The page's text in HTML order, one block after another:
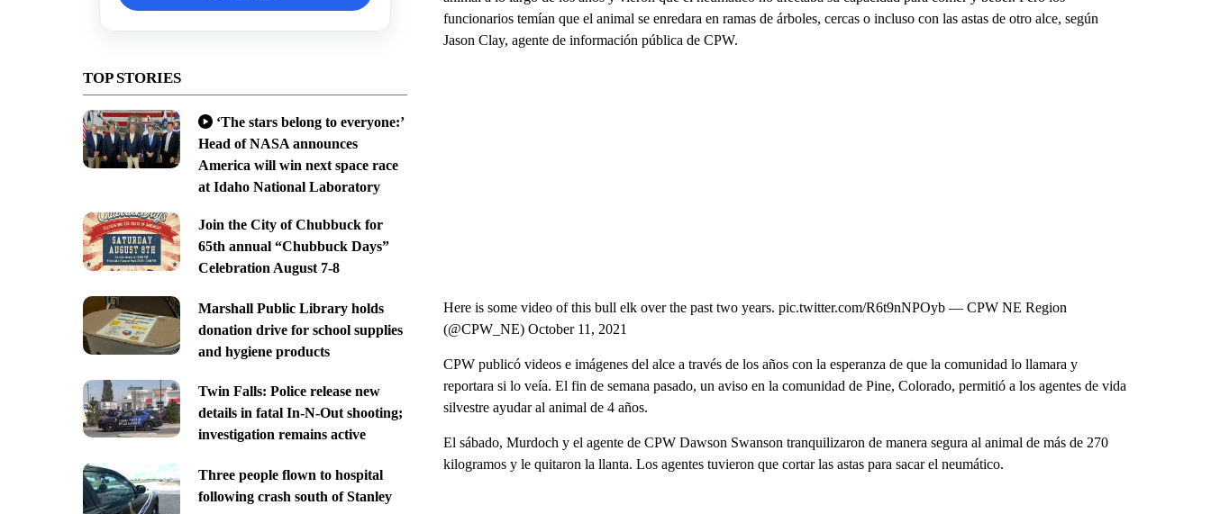
TOP STORIES
‘The stars belong to everyone:’
Head of NASA announces
America will win next space race
at Idaho National Laboratory
Join the City of Chubbuck for
65th annual “Chubbuck Days”
Celebration August 7-8
Marshall Public Library holds
donation drive for school supplies
and hygiene products
Twin Falls: Police release new
details in fatal In-N-Out shooting;
investigation remains active
Three people flown to hospital
following crash south of Stanley
funcionarios temían que el animal se enredara en ramas de árboles, cercas o incluso con las astas de otro alce, según
Jason Clay, agente de información pública de CPW.
Here is some video of this bull elk over the past two years. pic.twitter.com/R6t9nNPOyb — CPW NE Region
(@CPW_NE) October 11, 2021
CPW publicó videos e imágenes del alce a través de los años con la esperanza de que la comunidad lo llamara y
reportara si lo veía. El fin de semana pasado, un aviso en la comunidad de Pine, Colorado, permitió a los agentes de vida
silvestre ayudar al animal de 4 años.
El sábado, Murdoch y el agente de CPW Dawson Swanson tranquilizaron de manera segura al animal de más de 270
kilogramos y le quitaron la llanta. Los agentes tuvieron que cortar las astas para sacar el neumático.